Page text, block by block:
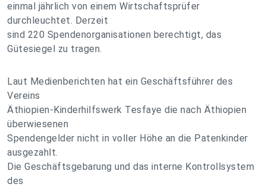
einmal jährlich von einem Wirtschaftsprüfer
durchleuchtet. Derzeit
sind 220 Spendenorganisationen berechtigt, das
Gütesiegel zu tragen.
Laut Medienberichten hat ein Geschäftsführer des
Vereins
Äthiopien-Kinderhilfswerk Tesfaye die nach Äthiopien
überwiesenen
Spendengelder nicht in voller Höhe an die Patenkinder
ausgezahlt.
Die Geschäftsgebarung und das interne Kontrollsystem
des